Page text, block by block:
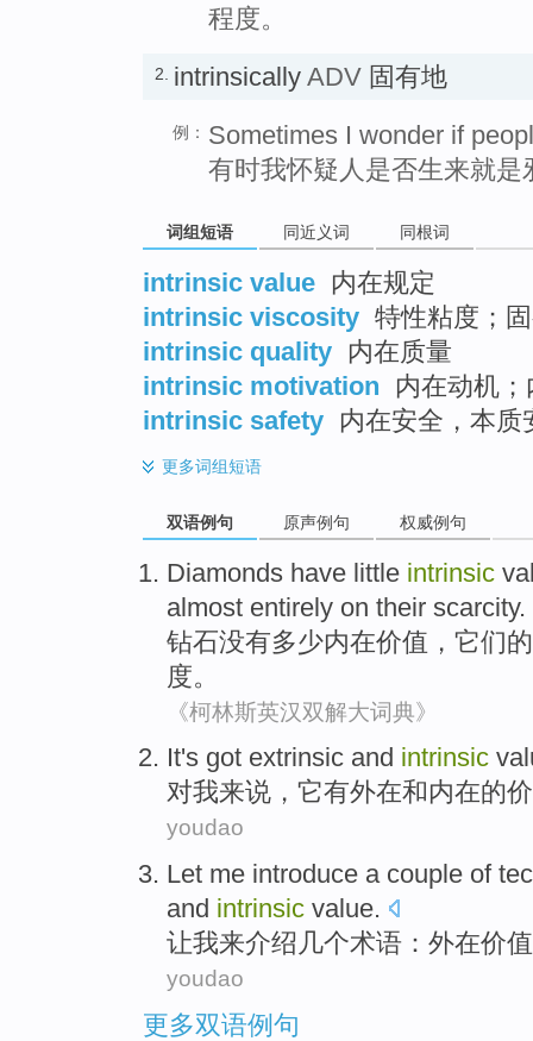
程度。
2. intrinsically ADV 固有地
例： Sometimes I wonder if
有时我怀疑人是否生来就是
词组短语 同近义词 同根词
intrinsic value 内在规定
intrinsic viscosity 特性粘度；
intrinsic quality 内在质量
intrinsic motivation
内在动机
intrinsic safety 内在安全，本质
更多词组短语
双语例句 原声例句 权威例句
Diamonds have little intrinsic
almost entirely on their scarcity.
钻石没有多少内在价值 ， 它们的
度。
《柯林斯英汉双解大词典》
It's got extrinsic and intrinsic
对我来说 ， 它有外在和内在的
youdao
Let me introduce a couple of
and intrinsic value.
让我来介绍几个术语 ： 外在价值
youdao
更多双语例句